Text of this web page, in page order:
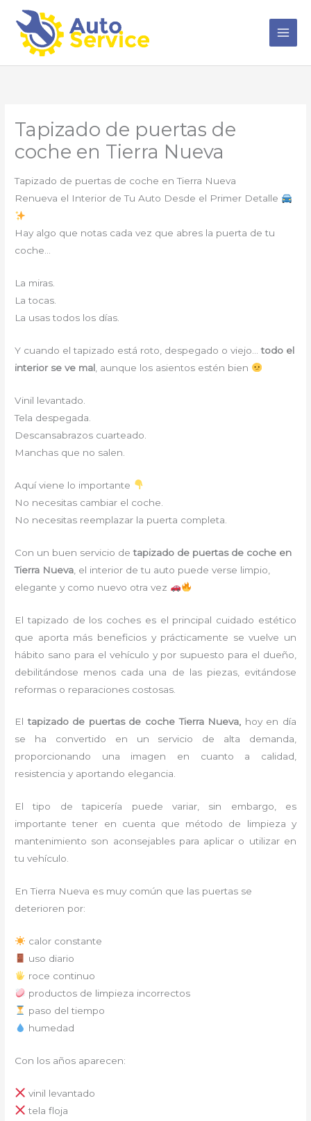
contenido
Tapizado de puertas de
coche en Tierra Nueva
Tapizado de puertas de coche en Tierra Nueva
Renueva el Interior de Tu Auto Desde el Primer Detalle
Hay algo que notas cada vez que abres la puerta de tu
coche…
La miras.
La tocas.
La usas todos los días.
Y cuando el tapizado está roto, despegado o viejo…todo el
interior se ve mal , aunque los asientos estén bien
Vinil levantado.
Tela despegada.
Descansabrazos cuarteado.
Manchas que no salen.
Aquí viene lo importante
No necesitas cambiar el coche.
No necesitas reemplazar la puerta completa.
Con un buen servicio detapizado de puertas de coche en
Tierra Nueva , el interior de tu auto puede verse limpio,
elegante y como nuevo otra vez
El tapizado de los coches es el principal cuidado estético
que aporta más beneficios y prácticamente se vuelve un
hábito sano para el vehículo y por supuesto para el dueño,
debilitándose menos cada una de las piezas, evitándose
reformas o reparaciones costosas.
El tapizado de puertas de coche Tierra Nueva, hoy en día
se ha convertido en un servicio de alta demanda,
proporcionando una imagen en cuanto a calidad,
resistencia y aportando elegancia.
El tipo de tapicería puede variar, sin embargo, es
importante tener en cuenta que método de limpieza y
mantenimiento son aconsejables para aplicar o utilizar en
tu vehículo.
En Tierra Nueva es muy común que las puertas se
deterioren por:
calor constante
uso diario
roce continuo
productos de limpieza incorrectos
paso del tiempo
humedad
Con los años aparecen:
vinil levantado
tela floja